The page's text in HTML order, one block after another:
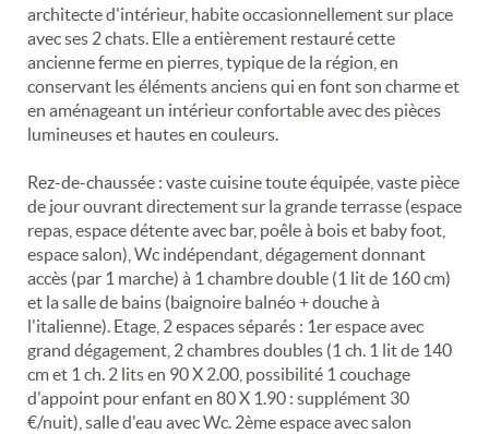
architecte d'intérieur, habite occasionnellement sur place
avec ses 2 chats. Elle a entièrement restauré cette
ancienne ferme en pierres, typique de la région, en
conservant les éléments anciens qui en font son charme et
en aménageant un intérieur confortable avec des pièces
lumineuses et hautes en couleurs.
Rez-de-chaussée : vaste cuisine toute équipée, vaste pièce
de jour ouvrant directement sur la grande terrasse (espace
repas, espace détente avec bar, poêle à bois et baby foot,
espace salon), Wc indépendant, dégagement donnant
accès (par 1 marche) à 1 chambre double (1 lit de 160 cm)
et la salle de bains (baignoire balnéo + douche à
l'italienne). Etage, 2 espaces séparés : 1er espace avec
grand dégagement, 2 chambres doubles (1 ch. 1 lit de 140
cm et 1 ch. 2 lits en 90 X 2.00, possibilité 1 couchage
d'appoint pour enfant en 80 X 1.90 : supplément 30
€/nuit), salle d'eau avec Wc. 2ème espace avec salon